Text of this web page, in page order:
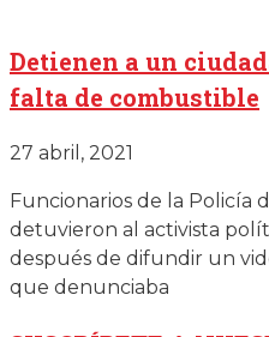
Detienen a un
falta de combustible
27 abril, 2021
Funcionarios de la Policía
detuvieron al activista
después de difundir un
que denunciaba